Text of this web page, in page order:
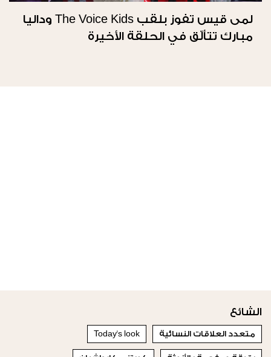
لمى قيس تفوز بلقب The Voice Kids وداليا
مبارك تتألّق في الحلقة الأخيرة
الشائع
متعدد العلاقات النسائية Today's look